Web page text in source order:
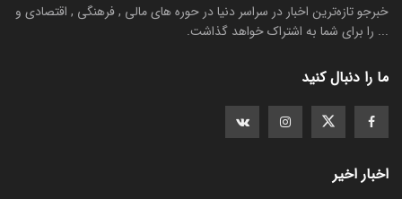
خبرجو تازه‌ترین اخبار در سراسر دنیا در حوره های مالی , فرهنگی , اقتصادی و
... را برای شما به اشتراک خواهد گذاشت.
ما را دنبال کنید
اخبار اخیر